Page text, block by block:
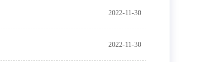
2022-11-30
2022-11-30